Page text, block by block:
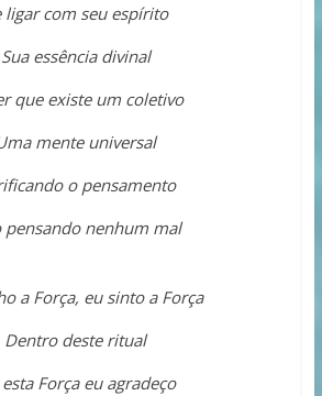
ligar com seu espírito
Sua essência divinal
que existe um coletivo
mente universal
o pensamento
pensando nenhum mal
a Força, eu sinto a Força
Dentro deste ritual
esta Força eu agradeço